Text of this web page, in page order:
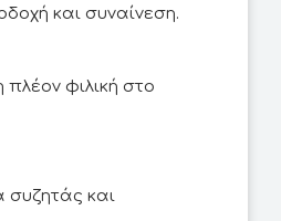
και συναίνεση.
πλέον φιλική στο
συζητάς και